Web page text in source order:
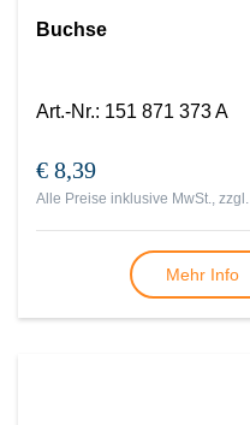
Buchse
Art.-Nr.: 151 871 373 A
€ 8,39
Alle Preise inklusive MwSt., zzgl.
Mehr Info